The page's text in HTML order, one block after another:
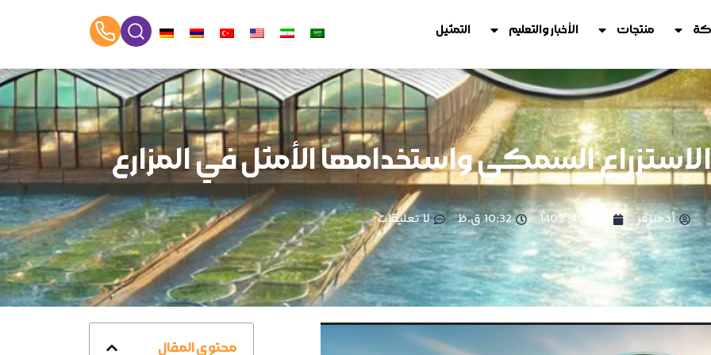
منتجات الأخبار والتعليم التمثيل
الاستزراع السمكي واستخدامها الأمثل في المزارع
أدمنزفر بهمن 4, 1403 10:32 ق.ظ لا تعليقات
محتوى المقال